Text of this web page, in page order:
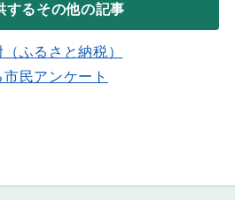
するその他の記事
ふるさと納税）
民アンケート